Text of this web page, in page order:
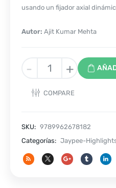
usando un fijador axial
Autor: Ajit Kumar Mehta
-
Guia
Quirurgica
Practica
para
Totales
+
COMPARE
SKU: 9789962678182
Categorías: Jaypee-